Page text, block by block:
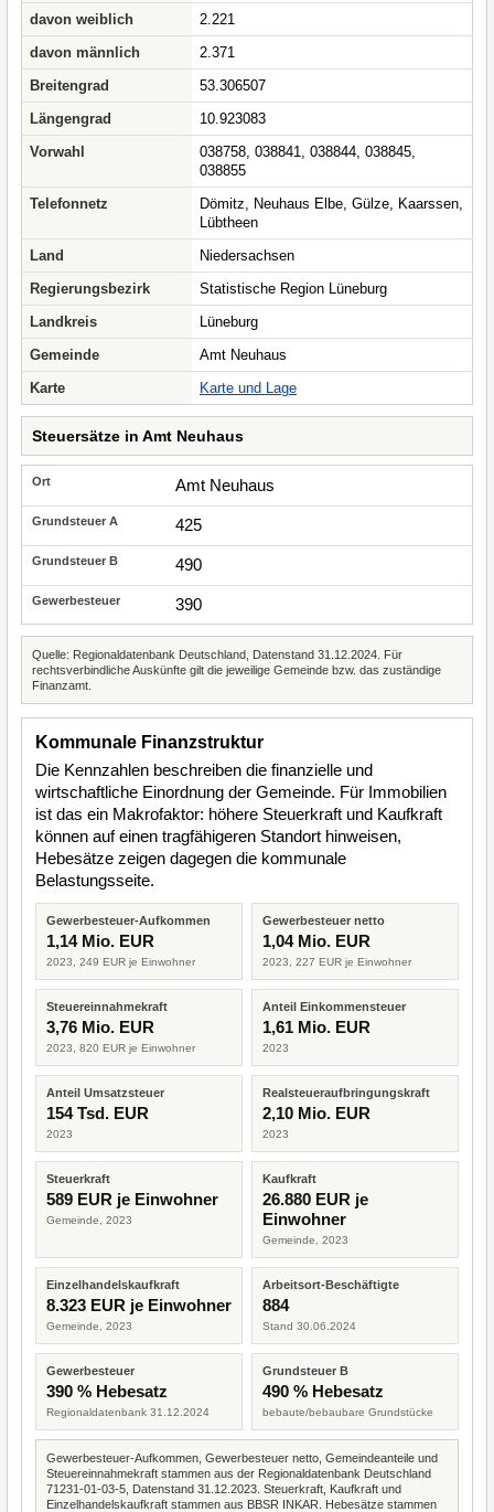
davon weiblich
2.221
davon männlich
2.371
Breitengrad
53.306507
Längengrad
10.923083
Vorwahl
038758, 038841, 038844, 038845,
038855
Telefonnetz
Dömitz, Neuhaus Elbe, Gülze, Kaarssen,
Lübtheen
Land
Niedersachsen
Regierungsbezirk
Statistische Region Lüneburg
Landkreis
Lüneburg
Gemeinde
Amt Neuhaus
Karte
Karte und Lage
Steuersätze in Amt Neuhaus
Amt Neuhaus
425
490
390
Quelle: Regionaldatenbank Deutschland, Datenstand 31.12.2024. Für
rechtsverbindliche Auskünfte gilt die jeweilige Gemeinde bzw. das zuständige
Finanzamt.
Kommunale Finanzstruktur
Die Kennzahlen beschreiben die finanzielle und
wirtschaftliche Einordnung der Gemeinde. Für Immobilien
ist das ein Makrofaktor: höhere Steuerkraft und Kaufkraft
können auf einen tragfähigeren Standort hinweisen,
Hebesätze zeigen dagegen die kommunale
Belastungsseite.
Gewerbesteuer-Aufkommen
1,14 Mio. EUR
2023, 249 EUR je Einwohner
Gewerbesteuer netto
1,04 Mio. EUR
2023, 227 EUR je Einwohner
Steuereinnahmekraft
3,76 Mio. EUR
2023, 820 EUR je Einwohner
Anteil Einkommensteuer
1,61 Mio. EUR
2023
Anteil Umsatzsteuer
154 Tsd. EUR
2023
Realsteueraufbringungskraft
2,10 Mio. EUR
2023
Steuerkraft
589 EUR je Einwohner
Gemeinde, 2023
Kaufkraft
26.880 EUR je
Einwohner
Gemeinde, 2023
Einzelhandelskaufkraft
8.323 EUR je Einwohner
Gemeinde, 2023
Arbeitsort-Beschäftigte
884
Stand 30.06.2024
Gewerbesteuer
390 % Hebesatz
Regionaldatenbank 31.12.2024
Grundsteuer B
490 % Hebesatz
bebaute/bebaubare Grundstücke
Gewerbesteuer-Aufkommen, Gewerbesteuer netto, Gemeindeanteile und
Steuereinnahmekraft stammen aus der Regionaldatenbank Deutschland
71231-01-03-5, Datenstand 31.12.2023. Steuerkraft, Kaufkraft und
Einzelhandelskaufkraft stammen aus BBSR INKAR. Hebesätze stammen